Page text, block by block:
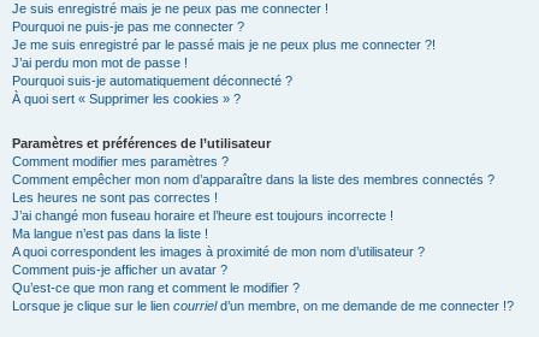
Je suis enregistré mais je ne peux pas me connecter !
Pourquoi ne puis-je pas me connecter ?
Je me suis enregistré par le passé mais je ne peux plus me connecter ?!
J’ai perdu mon mot de passe !
Pourquoi suis-je automatiquement déconnecté ?
À quoi sert « Supprimer les cookies » ?
Paramètres et préférences de l’utilisateur
Comment modifier mes paramètres ?
Comment empêcher mon nom d’apparaître dans la liste des membres connectés ?
Les heures ne sont pas correctes !
J’ai changé mon fuseau horaire et l’heure est toujours incorrecte !
Ma langue n’est pas dans la liste !
A quoi correspondent les images à proximité de mon nom d’utilisateur ?
Comment puis-je afficher un avatar ?
Qu’est-ce que mon rang et comment le modifier ?
Lorsque je clique sur le lien courrield’un membre, on me demande de me connecter !?